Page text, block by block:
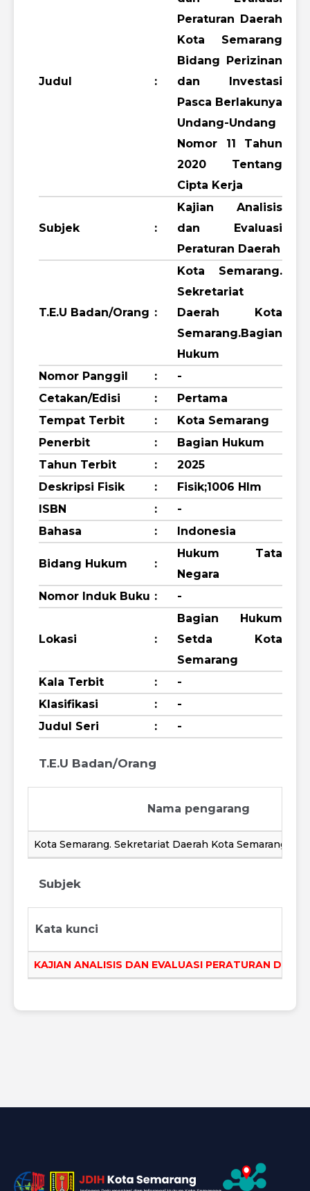
Judul :
Peraturan Daerah
Kota Semarang
Bidang Perizinan
dan Investasi
Pasca Berlakunya
Undang-Undang
Nomor 11 Tahun
2020 Tentang
Cipta Kerja
Subjek :
Kajian Analisis
dan Evaluasi
Peraturan Daerah
T.E.U Badan/Orang :
Kota Semarang.
Sekretariat
Daerah Kota
Semarang.Bagian
Hukum
Nomor Panggil
:
-
Cetakan/Edisi
:
Pertama
Tempat Terbit
:
Kota Semarang
Penerbit
:
Bagian Hukum
Tahun Terbit
:
2025
Deskripsi Fisik
:
Fisik;1006 Hlm
ISBN
:
-
Bahasa
: Indonesia
Bidang Hukum :
Hukum Tata
Negara
Nomor Induk Buku : -
Lokasi :
Bagian Hukum
Setda Kota
Semarang
Kala Terbit
:
-
Klasifikasi
:
-
Judul Seri
: -
T.E.U Badan/Orang
Nama pengarang
Kota Semarang. Sekretariat Daerah Kota
Subjek
Kata kunci
KAJIAN ANALISIS DAN EVALUASI PERATURAN